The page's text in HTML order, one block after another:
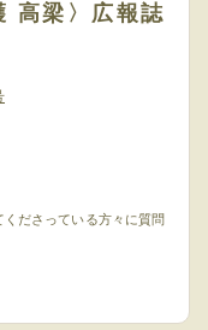
高梁〉広報誌
ださっている方々に質問